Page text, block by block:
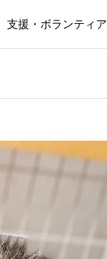
支援・ボランティア